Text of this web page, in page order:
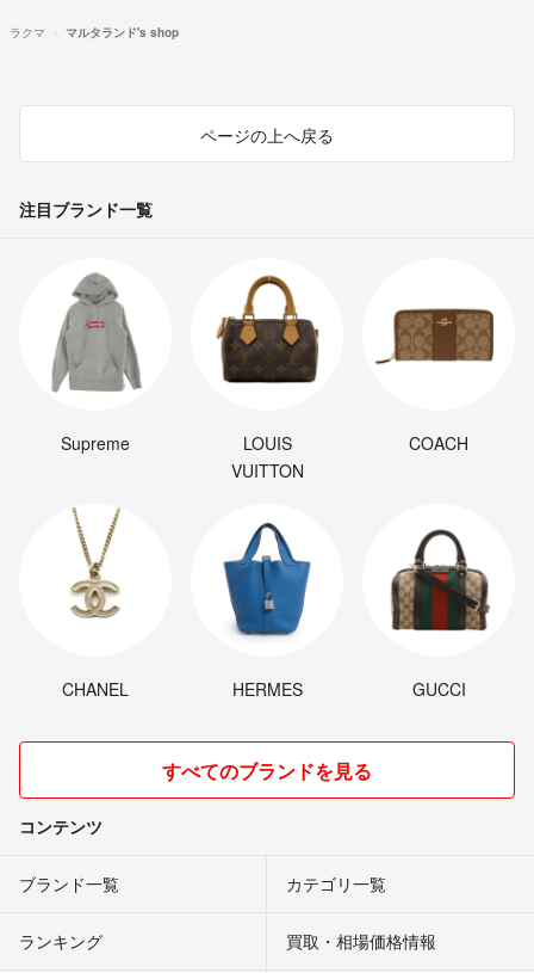
ラクマ マルタランド's shop
ページの上へ戻る
注目ブランド一覧
Supreme
LOUIS
VUITTON
COACH
CHANEL HERMES GUCCI
すべてのブランドを見る
コンテンツ
ブランド一覧 カテゴリ一覧
ランキング 買取・相場価格情報